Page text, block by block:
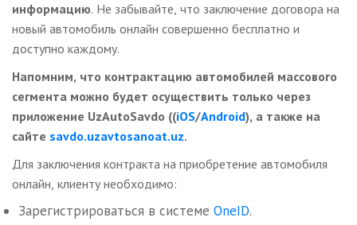
информацию. Не забывайте, что заключение договора на
новый автомобиль онлайн совершенно бесплатно и
доступно каждому.
Напомним, что контрактацию автомобилей массового
сегмента можно будет осуществить только через
приложение UzAutoSavdo ((iOS/Android), а также на
сайте savdo.uzavtosanoat.uz.
Для заключения контракта на приобретение автомобиля
онлайн, клиенту необходимо:
Зарегистрироваться в системе OneID.